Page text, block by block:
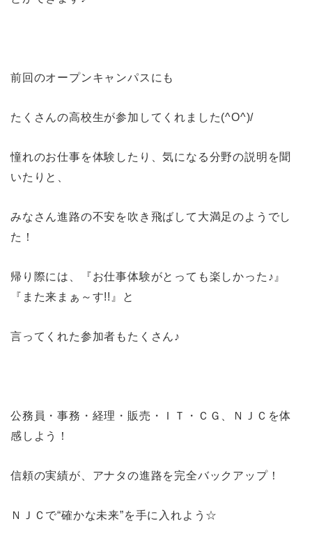
前回のオープンキャンパスにも
たくさんの高校生が参加してくれました(^O^)/
憧れのお仕事を体験したり、気になる分野の説明を聞
いたりと、
みなさん進路の不安を吹き飛ばして大満足のようでし
た！
帰り際には、『お仕事体験がとっても楽しかった♪』
『また来まぁ～す!!』と
言ってくれた参加者もたくさん♪
公務員・事務・経理・販売・ＩＴ・ＣＧ、ＮＪＣを体
感しよう！
信頼の実績が、アナタの進路を完全バックアップ！
ＮＪＣで“確かな未来”を手に入れよう☆